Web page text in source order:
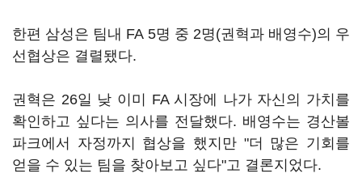
한편 삼성은 팀내 FA 5명 중 2명(권혁과 배영수)의 우
선협상은 결렬됐다.
권혁은 26일 낮 이미 FA 시장에 나가 자신의 가치를
확인하고 싶다는 의사를 전달했다. 배영수는 경산볼
파크에서 자정까지 협상을 했지만 "더 많은 기회를
얻을 수 있는 팀을 찾아보고 싶다"고 결론지었다.